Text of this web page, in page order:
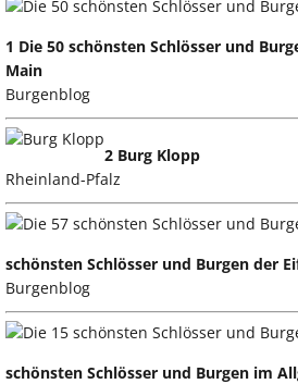
1 Die 50 schönsten Schlösser und
Main
Burgenblog
2 Burg Klopp
Rheinland-Pfalz
schönsten Schlösser und Burgen der
Burgenblog
schönsten Schlösser und Burgen im